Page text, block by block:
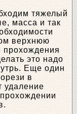
тяжелый
масса и так
верхнюю
прохождения
это надо
Еще один
в
удаление